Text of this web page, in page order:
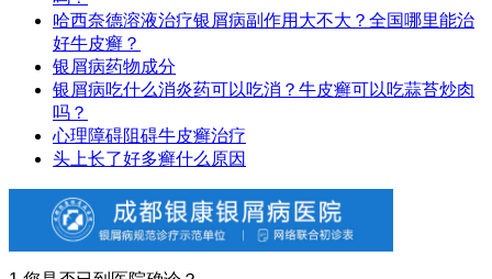
哈西奈德溶液治疗银屑病副作用大不大？全国哪里能治
好牛皮癣？
银屑病药物成分
银屑病吃什么消炎药可以吃消？牛皮癣可以吃蒜苔炒肉
吗？
心理障碍阻碍牛皮癣治疗
头上长了好多癣什么原因